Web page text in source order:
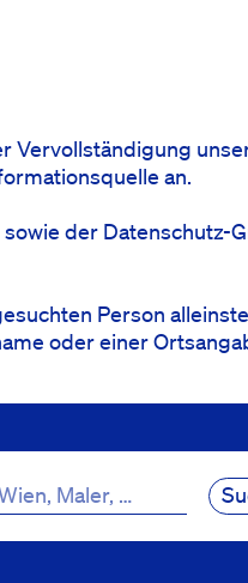
Vervollständigung
an.
der Datenschutz-
Person
oder einer